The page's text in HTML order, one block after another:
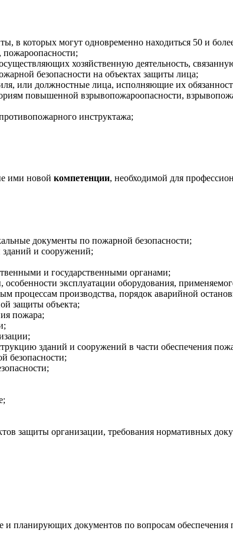
в которых могут одновременно находиться 50 и
хозяйственную деятельность,
безопасности на объектах защиты лица;
или должностные лица, исполняющие их
повышенной взрывопожароопасности,
инструктажа;
ими новой компетенции, необходимой для
документы по пожарной безопасности;
и сооружений;
и государственными органами;
эксплуатации оборудования,
производства, порядок аварийной
защиты объекта;
пожара;
зданий и сооружений в части обеспечения
безопасности;
защиты организации, требования нормативных
планирующих документов по вопросам обеспечения